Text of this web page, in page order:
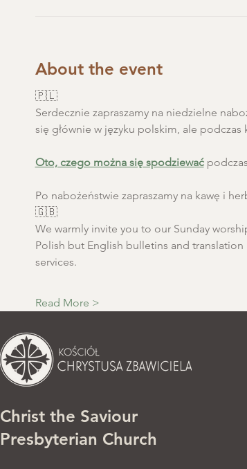
About the event
🇵🇱
Serdecznie zapraszamy na niedzielne
się głównie w języku polskim, ale
Oto, czego można się spodziewać
Po nabożeństwie zapraszamy na kawę i
🇬🇧
We warmly invite you to our Sunday
Polish but English bulletins and translation
services.
Read More >
Christ the Saviour
Presbyterian Church